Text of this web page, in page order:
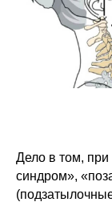
Дело в том, при
синдром»,